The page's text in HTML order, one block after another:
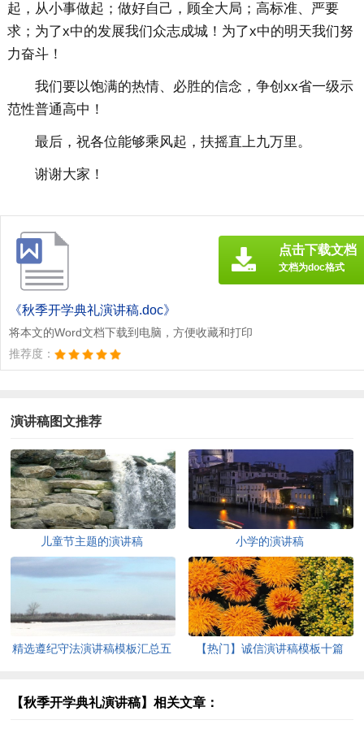
起，从小事做起；做好自己，顾全大局；高标准、严要
求；为了x中的发展我们众志成城！为了x中的明天我们努
力奋斗！
我们要以饱满的热情、必胜的信念，争创xx省一级示
范性普通高中！
最后，祝各位能够乘风起，扶摇直上九万里。
谢谢大家！
《秋季开学典礼演讲稿.doc》
将本文的Word文档下载到电脑，方便收藏和打印
推荐度：
点击下载文档
文档为doc格式
演讲稿图文推荐
儿童节主题的演讲稿 小学的演讲稿
精选遵纪守法演讲稿模板汇总五
【热门】诚信演讲稿模板十篇
【秋季开学典礼演讲稿】相关文章：